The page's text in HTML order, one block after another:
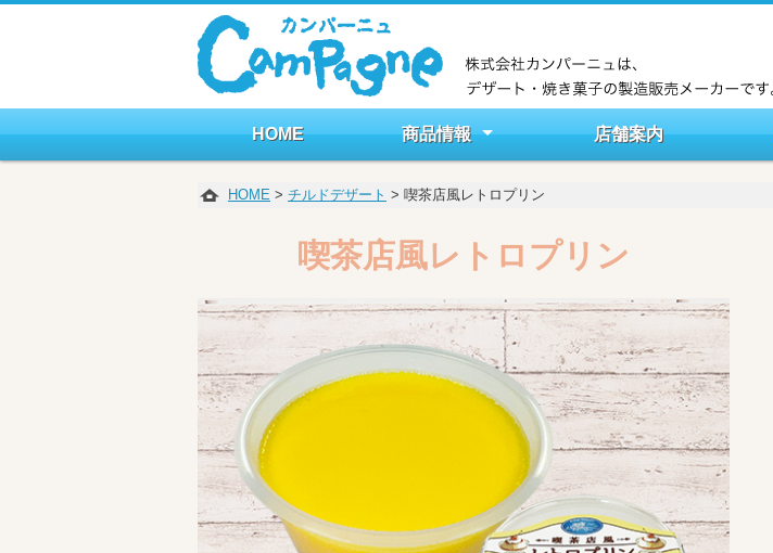
HOME 商品情報 店舗案内
HOME > チルドデザート > 喫茶店風レトロプリン
喫茶店風レトロプリン